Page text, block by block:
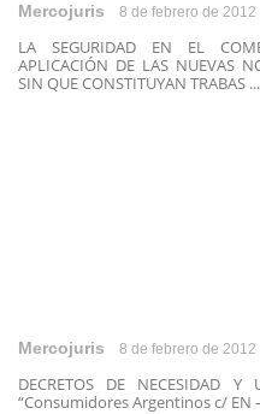
Mercojuris 8 de febrero de 2012
LA SEGURIDAD EN EL
APLICACIÓN DE LAS NUEVAS
SIN QUE CONSTITUYAN TRABAS ...
Mercojuris 8 de febrero de 2012
DECRETOS DE NECESIDAD
“Consumidores Argentinos c/ EN